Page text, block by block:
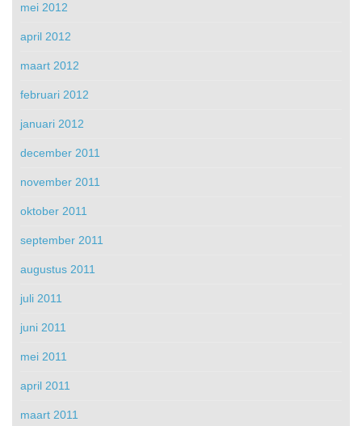
mei 2012
april 2012
maart 2012
februari 2012
januari 2012
december 2011
november 2011
oktober 2011
september 2011
augustus 2011
juli 2011
juni 2011
mei 2011
april 2011
maart 2011